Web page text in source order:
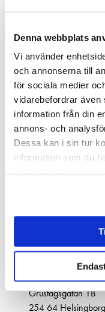
Denna webbplats
Vi använder
och annonserna till
för sociala medier
vidarebefordrar även
information från din
annons- och
Dessa kan i sin tur
information som du
JÄMFÖR
Miljö
Energy Solutions
Montera
OM SLUTA GRÄV
VÅR STORY
NYHETER
Jobba hos oss
KONTAKT
KONTAKTA OSS
Grustagsgatan 1B
254 64